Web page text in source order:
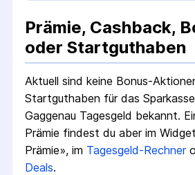
Prämie, Cashback,
oder Startguthaben
Aktuell sind keine Bonus-
Startguthaben für das
Gaggenau Tagesgeld bekannt.
Prämie findest du aber im
Prämie», im Tagesgeld-Rechner
Deals.